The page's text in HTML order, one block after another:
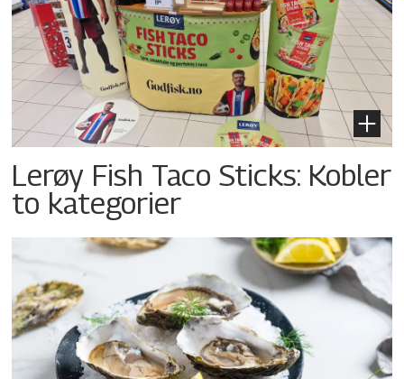
Lerøy Fish Taco Sticks: Kobler
to kategorier